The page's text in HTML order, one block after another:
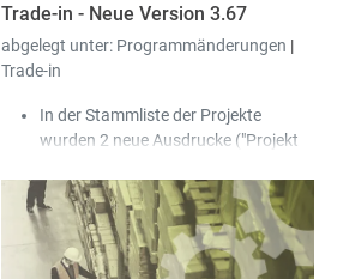
Trade-in - Neue Version 3.67
abgelegt unter: Programmänderungen |
Trade-in
In der Stammliste der Projekte
wurden 2 neue Ausdrucke ("Projekt
hinzugefügt.
In Menü "Hilfe" wurde ein Handbuch
zum Thema 'Peppol' hinzugefügt.
In den Parametern (Reiter "Allgemein